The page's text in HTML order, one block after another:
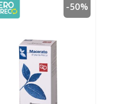
-50%